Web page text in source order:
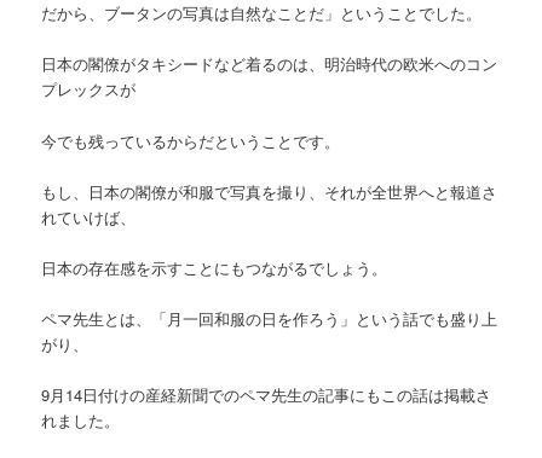
だから、ブータンの写真は自然なことだ」ということでした。
日本の閣僚がタキシードなど着るのは、明治時代の欧米へのコン
プレックスが
今でも残っているからだということです。
もし、日本の閣僚が和服で写真を撮り、それが全世界へと報道さ
れていけば、
日本の存在感を示すことにもつながるでしょう。
ペマ先生とは、「月一回和服の日を作ろう」という話でも盛り上
がり、
9月14日付けの産経新聞でのペマ先生の記事にもこの話は掲載さ
れました。